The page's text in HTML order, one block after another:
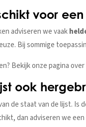
voor
adviseren we vaak
Bij sommige
Bekijk onze pagina over
ook
de staat van de lijst.
dan adviseren we